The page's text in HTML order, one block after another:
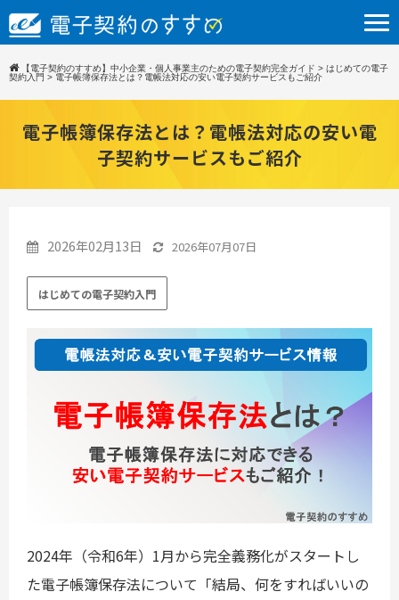
【電子契約のすすめ】中小企業・個人事業主のための電子契約完全ガイド > はじめての電子
契約入門 > 電子帳簿保存法とは？電帳法対応の安い電子契約サービスもご紹介
電子帳簿保存法とは？電帳法対応の安い電
子契約サービスもご紹介
2026年02月13日 2026年07月07日
はじめての電子契約入門
2024年（令和6年）1月から完全義務化がスタートし
た電子帳簿保存法について「結局、何をすればいいの